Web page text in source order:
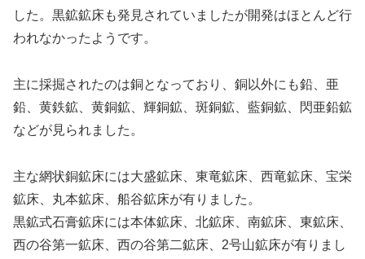
した。黒鉱鉱床も発見されていましたが開発はほとんど行
われなかったようです。
主に採掘されたのは銅となっており、銅以外にも鉛、亜
鉛、黄鉄鉱、黄銅鉱、輝銅鉱、斑銅鉱、藍銅鉱、閃亜鉛鉱
などが見られました。
主な網状銅鉱床には大盛鉱床、東竜鉱床、西竜鉱床、宝栄
鉱床、丸本鉱床、船谷鉱床が有りました。
黒鉱式石膏鉱床には本体鉱床、北鉱床、南鉱床、東鉱床、
西の谷第一鉱床、西の谷第二鉱床、2号山鉱床が有りまし